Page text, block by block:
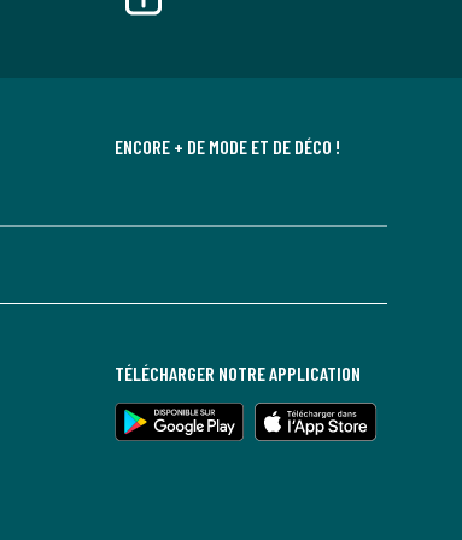
ENCORE + DE MODE ET DE DÉCO !
TÉLÉCHARGER NOTRE APPLICATION